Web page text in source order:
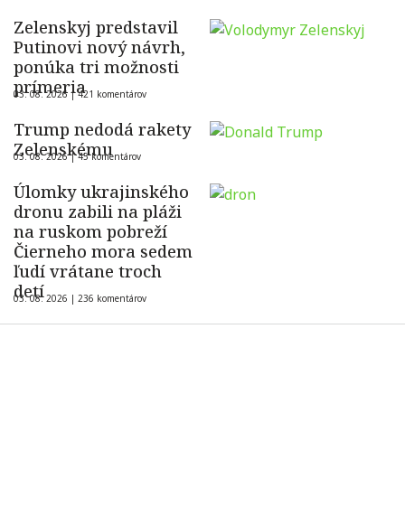
Zelenskyj predstavil
Putinovi nový návrh,
ponúka tri možnosti
prímeria
03. 08. 2026 |421 komentárov
Trump nedodá rakety
Zelenskému
03. 08. 2026 |45 komentárov
Úlomky ukrajinského
dronu zabili na pláži
na ruskom pobreží
Čierneho mora sedem
ľudí vrátane troch
detí
03. 08. 2026 | 236 komentárov